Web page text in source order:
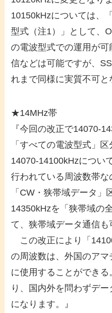
10150kHzについては、
型式（注1）」として、
の電波型式での運用が
信などは可能ですが、
れまで同様に実質不可と
★14MHz帯
『今回の改正で14070-
「すべての電波型式」
14070-14100kHzについ
行われている周波数帯な
「CW・狭帯域データ」
14350kHzを「狭帯域の
て、狭帯域データ通信も
この改正により「
の周波数は、外国のア
に使用することができ
り、国内外を問わずデ
になります。』